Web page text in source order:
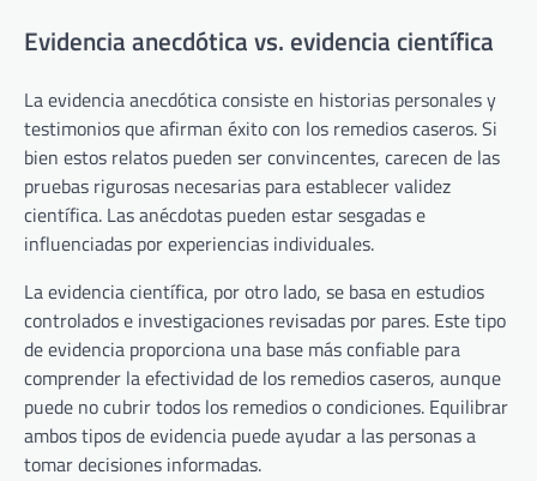
Evidencia anecdótica vs. evidencia científica
La evidencia anecdótica consiste en historias personales y
testimonios que afirman éxito con los remedios caseros. Si
bien estos relatos pueden ser convincentes, carecen de las
pruebas rigurosas necesarias para establecer validez
científica. Las anécdotas pueden estar sesgadas e
influenciadas por experiencias individuales.
La evidencia científica, por otro lado, se basa en estudios
controlados e investigaciones revisadas por pares. Este tipo
de evidencia proporciona una base más confiable para
comprender la efectividad de los remedios caseros, aunque
puede no cubrir todos los remedios o condiciones. Equilibrar
ambos tipos de evidencia puede ayudar a las personas a
tomar decisiones informadas.